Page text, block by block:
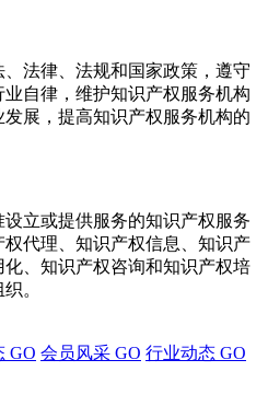
法律、法规和国家政策，遵守
自律，维护知识产权服务机构
展，提高知识产权服务机构的
立或提供服务的知识产权服务
代理、知识产权信息、知识产
、知识产权咨询和知识产权培
。
GO 会员风采 GO 行业动态 GO